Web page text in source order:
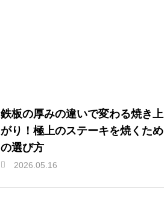
鉄板の厚みの違いで変わる焼き上
がり！極上のステーキを焼くため
の選び方
2026.05.16